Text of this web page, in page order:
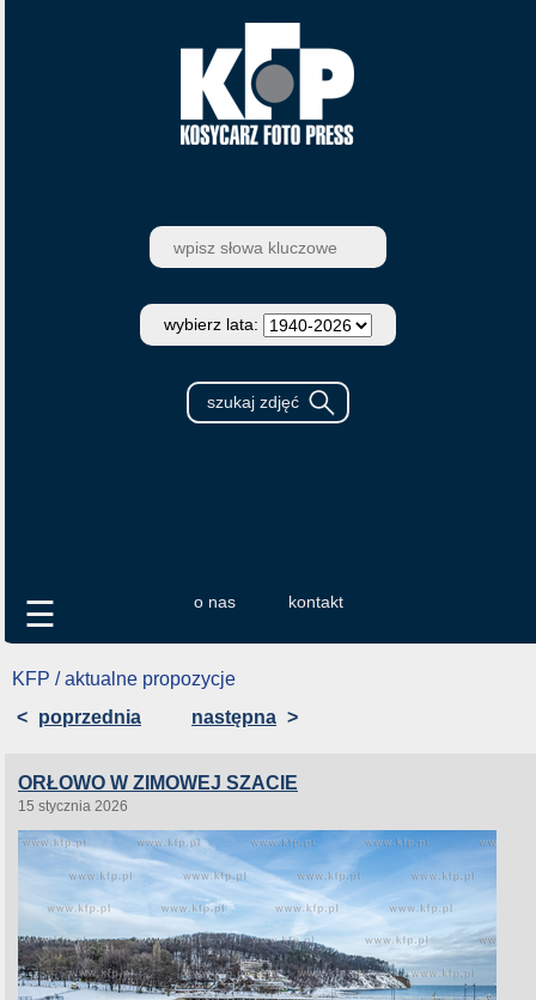
wybierz lata:
o nas kontakt
☰
KFP / aktualne propozycje
< poprzednia następna >
ORŁOWO W ZIMOWEJ SZACIE
15 stycznia 2026